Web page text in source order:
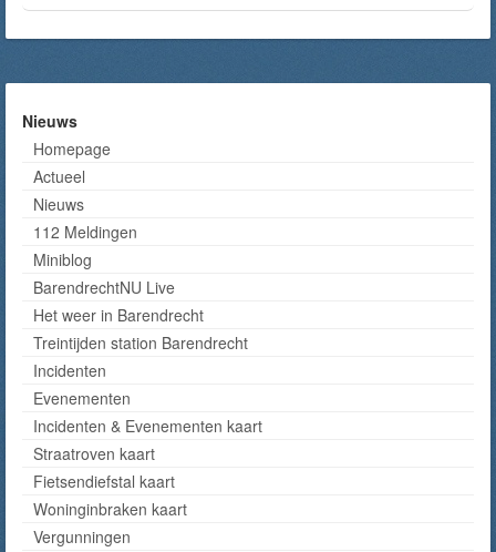
Nieuws
Homepage
Actueel
Nieuws
112 Meldingen
Miniblog
BarendrechtNU Live
Het weer in Barendrecht
Treintijden station Barendrecht
Incidenten
Evenementen
Incidenten & Evenementen kaart
Straatroven kaart
Fietsendiefstal kaart
Woninginbraken kaart
Vergunningen